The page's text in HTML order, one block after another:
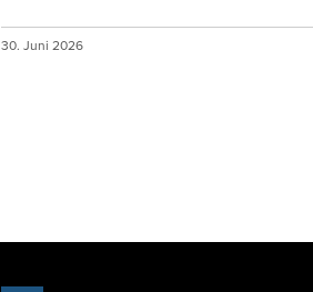
30. Juni 2026